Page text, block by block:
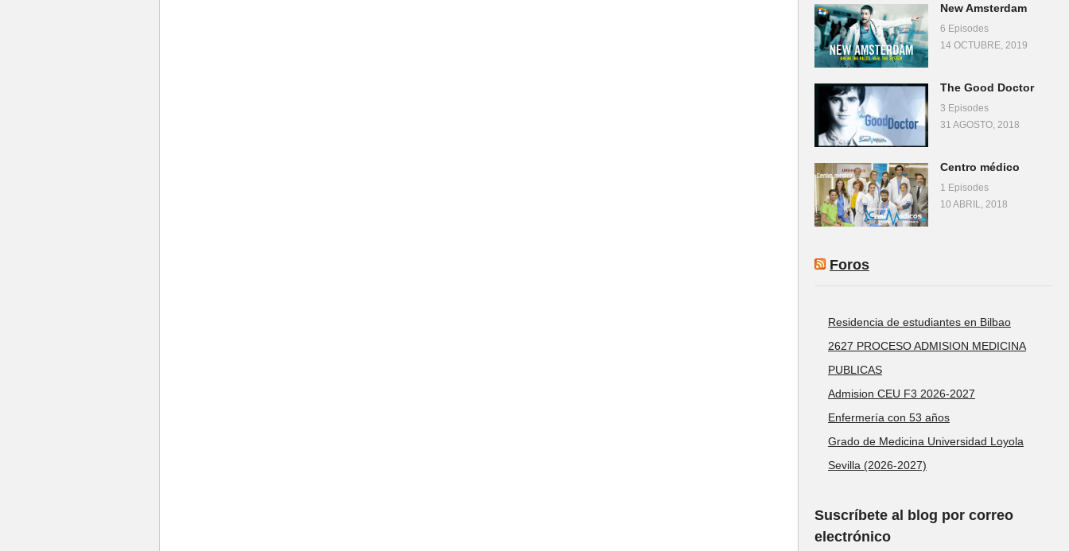
New Amsterdam
6 Episodes
14 OCTUBRE, 2019
The Good Doctor
3 Episodes
31 AGOSTO, 2018
Centro médico
1 Episodes
10 ABRIL, 2018
Foros
Residencia de estudiantes en Bilbao
2627 PROCESO ADMISION MEDICINA
PUBLICAS
Admision CEU F3 2026-2027
Enfermería con 53 años
Grado de Medicina Universidad Loyola
Sevilla (2026-2027)
Suscríbete al blog por correo
electrónico